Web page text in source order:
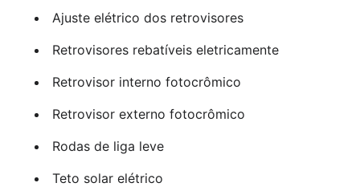
Ajuste elétrico dos retrovisores
Retrovisores rebatíveis eletricamente
Retrovisor interno fotocrômico
Retrovisor externo fotocrômico
Rodas de liga leve
Teto solar elétrico